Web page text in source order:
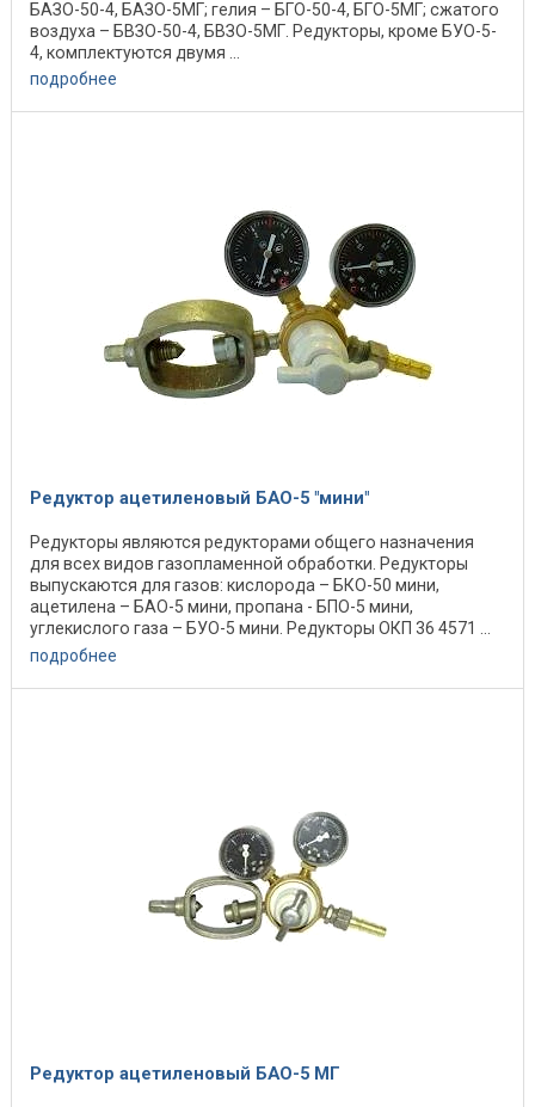
БАЗО-50-4, БАЗО-5МГ; гелия – БГО-50-4, БГО-5МГ; сжатого
воздуха – БВЗО-50-4, БВЗО-5МГ. Редукторы, кроме БУО-5-
4, комплектуются двумя ...
подробнее
Редуктор ацетиленовый БАО-5 "мини"
Редукторы являются редукторами общего назначения
для всех видов газопламенной обработки. Редукторы
выпускаются для газов: кислорода – БКО-50 мини,
ацетилена – БАО-5 мини, пропана - БПО-5 мини,
углекислого газа – БУО-5 мини. Редукторы ОКП 36 4571 ...
подробнее
Редуктор ацетиленовый БАО-5 МГ